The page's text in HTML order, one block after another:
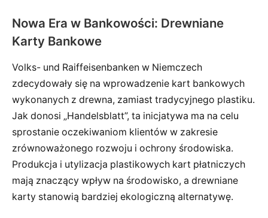
Nowa Era w Bankowości: Drewniane
Karty Bankowe
Volks- und Raiffeisenbanken w Niemczech
zdecydowały się na wprowadzenie kart bankowych
wykonanych z drewna, zamiast tradycyjnego plastiku.
Jak donosi „Handelsblatt”, ta inicjatywa ma na celu
sprostanie oczekiwaniom klientów w zakresie
zrównoważonego rozwoju i ochrony środowiska.
Produkcja i utylizacja plastikowych kart płatniczych
mają znaczący wpływ na środowisko, a drewniane
karty stanowią bardziej ekologiczną alternatywę.